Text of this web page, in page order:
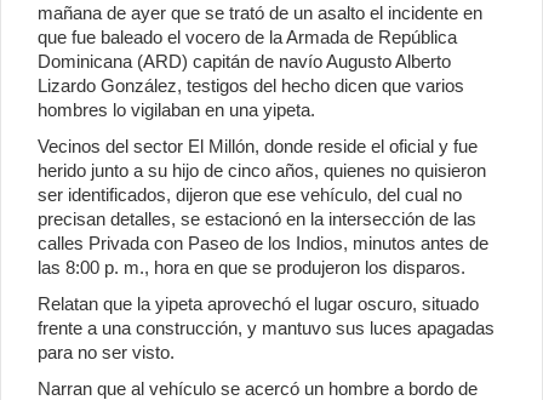
mañana de ayer que se trató de un asalto el incidente en
que fue baleado el vocero de la Armada de República
Dominicana (ARD) capitán de navío Augusto Alberto
Lizardo González, testigos del hecho dicen que varios
hombres lo vigilaban en una yipeta.
Vecinos del sector El Millón, donde reside el oficial y fue
herido junto a su hijo de cinco años, quienes no quisieron
ser identificados, dijeron que ese vehículo, del cual no
precisan detalles, se estacionó en la intersección de las
calles Privada con Paseo de los Indios, minutos antes de
las 8:00 p. m., hora en que se produjeron los disparos.
Relatan que la yipeta aprovechó el lugar oscuro, situado
frente a una construcción, y mantuvo sus luces apagadas
para no ser visto.
Narran que al vehículo se acercó un hombre a bordo de